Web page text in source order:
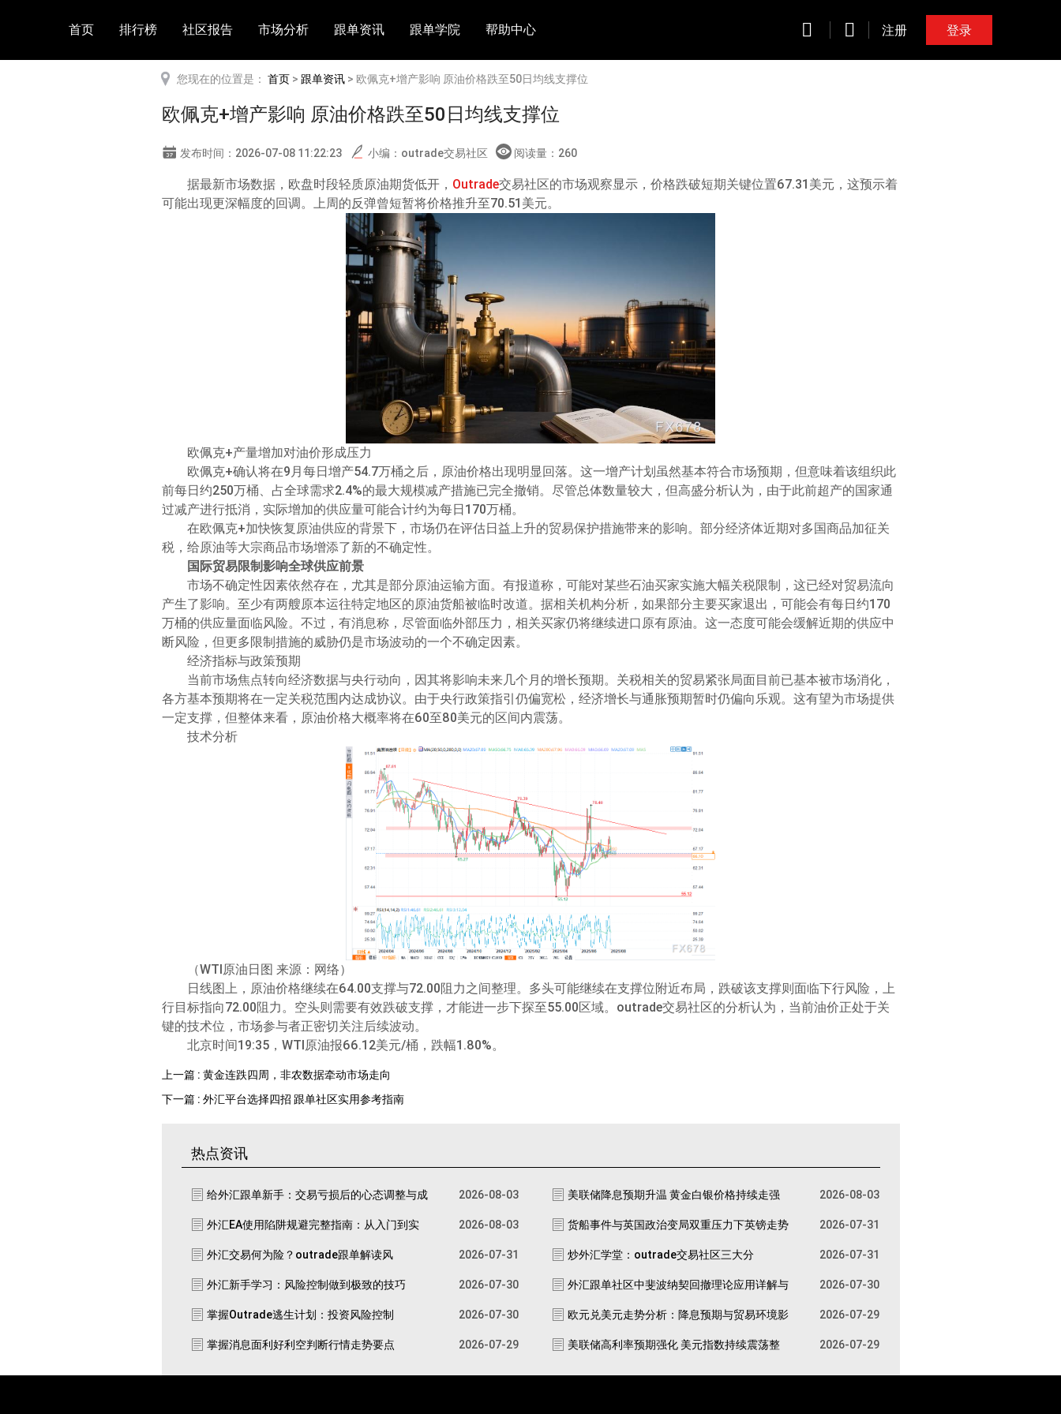
首页 排行榜 社区报告 市场分析 跟单资讯 跟单学院 帮助中心 注册 登录
您现在的位置是： 首页> 跟单资讯> 欧佩克+增产影响 原油价格跌至50日均线支撑位
欧佩克+增产影响 原油价格跌至50日均线支撑位
发布时间：2026-07-08 11:22:23 小编：outrade交易社区 阅读量： 260
据最新市场数据，欧盘时段轻质原油期货低开， Outrade交易社区的市场观察显示，价格跌破短期关键位置67.31美元，这预示着
可能出现更深幅度的回调。上周的反弹曾短暂将价格推升至70.51美元。
欧佩克+产量增加对油价形成压力
欧佩克+确认将在9月每日增产54.7万桶之后，原油价格出现明显回落。这一增产计划虽然基本符合市场预期，但意味着该组织此
前每日约250万桶、占全球需求2.4%的最大规模减产措施已完全撤销。尽管总体数量较大，但高盛分析认为，由于此前超产的国家通
过减产进行抵消，实际增加的供应量可能合计约为每日170万桶。
在欧佩克+加快恢复原油供应的背景下，市场仍在评估日益上升的贸易保护措施带来的影响。部分经济体近期对多国商品加征关
税，给原油等大宗商品市场增添了新的不确定性。
国际贸易限制影响全球供应前景
市场不确定性因素依然存在，尤其是部分原油运输方面。有报道称，可能对某些石油买家实施大幅关税限制，这已经对贸易流向
产生了影响。至少有两艘原本运往特定地区的原油货船被临时改道。据相关机构分析，如果部分主要买家退出，可能会有每日约170
万桶的供应量面临风险。不过，有消息称，尽管面临外部压力，相关买家仍将继续进口原有原油。这一态度可能会缓解近期的供应中
断风险，但更多限制措施的威胁仍是市场波动的一个不确定因素。
经济指标与政策预期
当前市场焦点转向经济数据与央行动向，因其将影响未来几个月的增长预期。关税相关的贸易紧张局面目前已基本被市场消化，
各方基本预期将在一定关税范围内达成协议。由于央行政策指引仍偏宽松，经济增长与通胀预期暂时仍偏向乐观。这有望为市场提供
一定支撑，但整体来看，原油价格大概率将在60至80美元的区间内震荡。
技术分析
（WTI原油日图 来源：网络）
日线图上，原油价格继续在64.00支撑与72.00阻力之间整理。多头可能继续在支撑位附近布局，跌破该支撑则面临下行风险，上
行目标指向72.00阻力。空头则需要有效跌破支撑，才能进一步下探至55.00区域。outrade交易社区的分析认为，当前油价正处于关
键的技术位，市场参与者正密切关注后续波动。
北京时间19:35，WTI原油报66.12美元/桶，跌幅1.80%。
上一篇 : 黄金连跌四周，非农数据牵动市场走向
下一篇 : 外汇平台选择四招 跟单社区实用参考指南
热点资讯
给外汇跟单新手：交易亏损后的心态调整与成 2026-08-03 美联储降息预期升温 黄金白银价格持续走强 2026-08-03
外汇EA使用陷阱规避完整指南：从入门到实 2026-08-03 货船事件与英国政治变局双重压力下英镑走势 2026-07-31
外汇交易何为险？outrade跟单解读风 2026-07-31 炒外汇学堂：outrade交易社区三大分 2026-07-31
外汇新手学习：风险控制做到极致的技巧 2026-07-30 外汇跟单社区中斐波纳契回撤理论应用详解与 2026-07-30
掌握Outrade逃生计划：投资风险控制 2026-07-30 欧元兑美元走势分析：降息预期与贸易环境影 2026-07-29
掌握消息面利好利空判断行情走势要点 2026-07-29 美联储高利率预期强化 美元指数持续震荡整 2026-07-29